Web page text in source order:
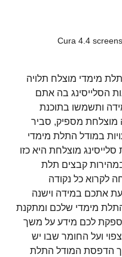
Cura 4.4
מימדי מוצלח תלויה
הסלייסינג בה אתם
ותשמשו בתוכנת
מוצלחת מספיק, סביר
במודל התלת מימדי
מוצלחת היא כזו
קבצים תלת
לקרוא כל נקודה
אתכם במידה וישנה
מימדי שלכם ומתקנת
לכם מידע על משך
ועל החומר שבו יש
הדפסת המודל התלת